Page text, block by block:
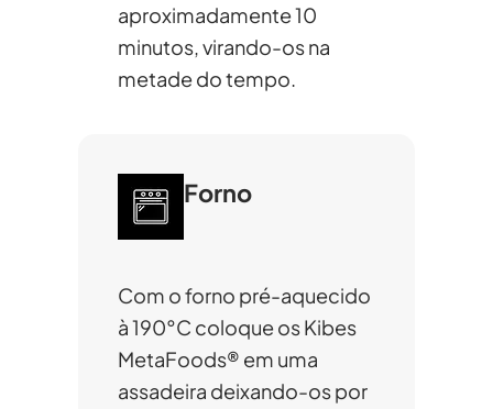
aproximadamente 10
minutos, virando-os na
metade do tempo.
Forno
Com o forno pré-aquecido
à 190°C coloque os Kibes
MetaFoods® em uma
assadeira deixando-os por